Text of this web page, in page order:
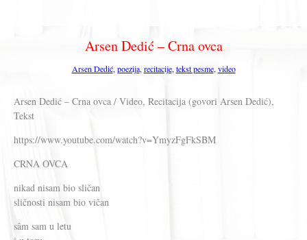
Arsen Dedić – Crna ovca
Arsen Dedić, poezija, recitacije, tekst pesme, video
Arsen Dedić – Crna ovca / Video, Recitacija (govori Arsen Dedić),
Tekst
https://www.youtube.com/watch?v=YmyzFgFkSBM
CRNA OVCA
nikad nisam bio sličan
sličnosti nisam bio vičan
sâm sam u letu